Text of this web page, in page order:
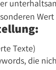
Wert
Texte)
die